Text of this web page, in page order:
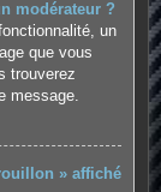
modérateur ?
un
que vous
trouverez
message.
» affiché